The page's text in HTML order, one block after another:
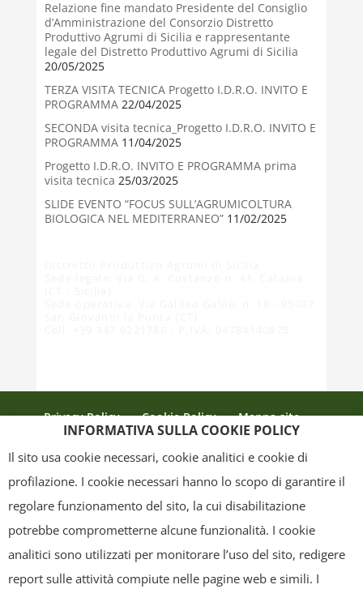
Relazione fine mandato Presidente del Consiglio
d’Amministrazione del Consorzio Distretto
Produttivo Agrumi di Sicilia e rappresentante
legale del Distretto Produttivo Agrumi di Sicilia
20/05/2025
TERZA VISITA TECNICA Progetto I.D.R.O. INVITO E
PROGRAMMA22/04/2025
SECONDA visita tecnica_Progetto I.D.R.O. INVITO E
PROGRAMMA11/04/2025
Progetto I.D.R.O. INVITO E PROGRAMMA prima
visita tecnica 25/03/2025
SLIDE EVENTO “FOCUS SULL’AGRUMICOLTURA
BIOLOGICA NEL MEDITERRANEO”11/02/2025
Privacy Policy Cookie Policy
Mappa sito
grafica ed il layout) sono di proprietà del "Distretto Produttivo Agrumi di
Sicilia" e tutelati dal diritto d’autore. È pertanto vietato copiarli,
INFORMATIVA SULLA COOKIE POLICY
Il sito usa cookie necessari, cookie analitici e cookie di
profilazione. I cookie necessari hanno lo scopo di garantire il
regolare funzionamento del sito, la cui disabilitazione
potrebbe comprometterne alcune funzionalità. I cookie
analitici sono utilizzati per monitorare l’uso del sito, redigere
report sulle attività compiute nelle pagine web e simili. I